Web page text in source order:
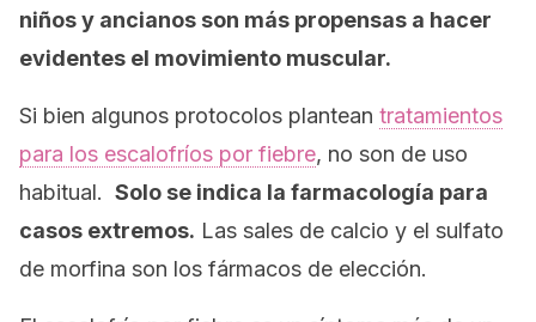
niños y ancianos son más propensas a hacer
evidentes el movimiento muscular.
Si bien algunos protocolos plantean tratamientos
para los escalofríos por fiebre, no son de uso
habitual. Solo se indica la farmacología para
casos extremos. Las sales de calcio y el sulfato
de morfina son los fármacos de elección.